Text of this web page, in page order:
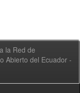
la Red de
Abierto del Ecuador -